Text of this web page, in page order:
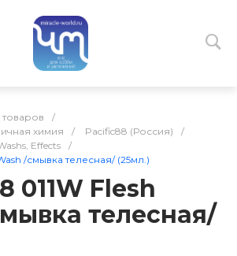
товаров
/
химия
/ Pacific88 (Россия)
/
Effects
/
/смывка телесная/ (25мл.)
011W Flesh
телесная/